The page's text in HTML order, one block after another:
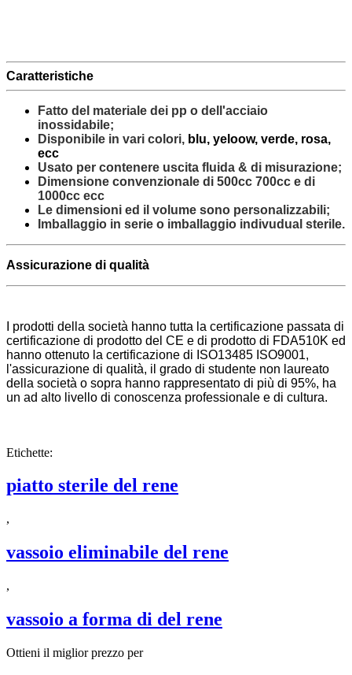
Caratteristiche
Fatto del materiale dei pp o dell'acciaio
inossidabile;
Disponibile in vari colori, blu, yeloow, verde, rosa,
ecc
Usato per contenere uscita fluida & di misurazione;
Dimensione convenzionale di 500cc 700cc e di
1000cc ecc
Le dimensioni ed il volume sono personalizzabili;
Imballaggio in serie o imballaggio indivudual sterile.
Assicurazione di qualità
I prodotti della società hanno tutta la certificazione passata di
certificazione di prodotto del CE e di prodotto di FDA510K ed
hanno ottenuto la certificazione di ISO13485 ISO9001,
l'assicurazione di qualità, il grado di studente non laureato
della società o sopra hanno rappresentato di più di 95%, ha
un ad alto livello di conoscenza professionale e di cultura.
Etichette:
piatto sterile del rene
,
vassoio eliminabile del rene
,
vassoio a forma di del rene
Ottieni il miglior prezzo per